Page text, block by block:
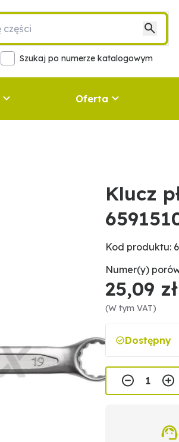
Szukaj po numerze katalogowym
Oferta
Klucz
Kod produktu:
Numer(y)
25,09 zł
(W tym VAT)
Dostępny